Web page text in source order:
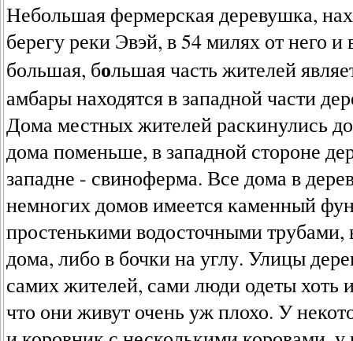
Небольшая фермерская деревушка,
берегу реки Эвэй, в 54 милях от него
большая, большая часть жителей
амбары находятся в западной части
Дома местных жителей раскинулись
дома поменьше, в западной стороне
западне - свиноферма. Все дома в
немногих домов имеется каменный
простенькими водосточными трубами,
дома, либо в бочки на углу. Улицы
самих жителей, сами люди одеты хоть
что они живут очень уж плохо. У